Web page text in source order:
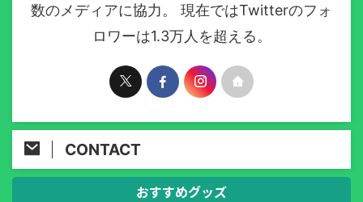
数のメディアに協力。 現在ではTwitterのフォ
ロワーは1.3万人を超える。
CONTACT
おすすめグッズ